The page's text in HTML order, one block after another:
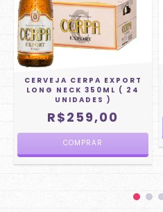
CERVEJA CERPA EXPORT
LONG NECK 350ML ( 24
UNIDADES )
R$259,00